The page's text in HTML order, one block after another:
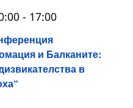
и Балканите:
в
- 17:00